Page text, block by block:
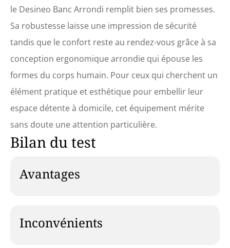
le Desineo Banc Arrondi remplit bien ses promesses.
Sa robustesse laisse une impression de sécurité
tandis que le confort reste au rendez-vous grâce à sa
conception ergonomique arrondie qui épouse les
formes du corps humain. Pour ceux qui cherchent un
élément pratique et esthétique pour embellir leur
espace détente à domicile, cet équipement mérite
sans doute une attention particulière.
Bilan du test
Avantages
Inconvénients